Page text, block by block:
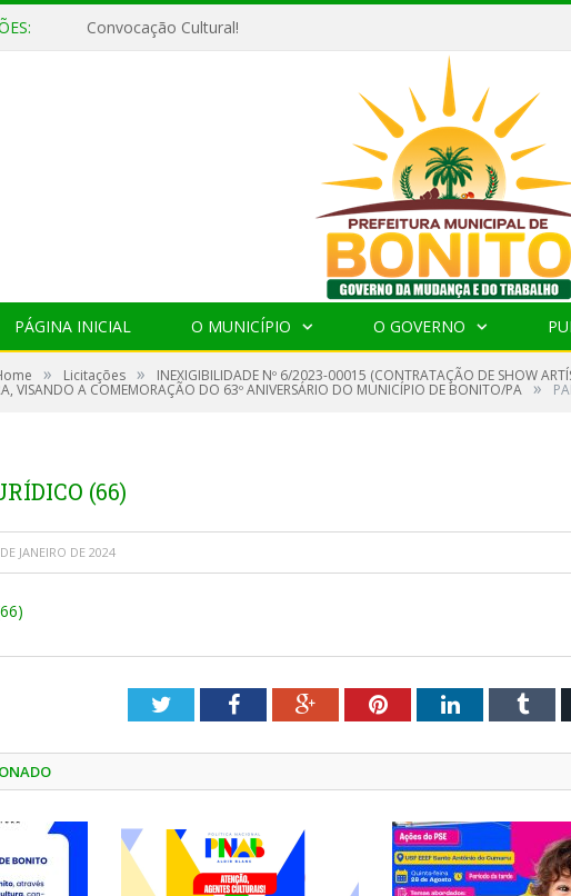
Convocação Cultural!
PÁGINA INICIAL O MUNICÍPIO O GOVERNO
» Licitações » INEXIGIBILIDADE Nº 6/2023-00015 (CONTRATAÇÃO DE SHOW
VISANDO A COMEMORAÇÃO DO 63º ANIVERSÁRIO DO MUNICÍPIO DE BONITO/PA »
(66)
JANEIRO DE 2024
TwitterFacebookGoogle+PinterestLinkedIn